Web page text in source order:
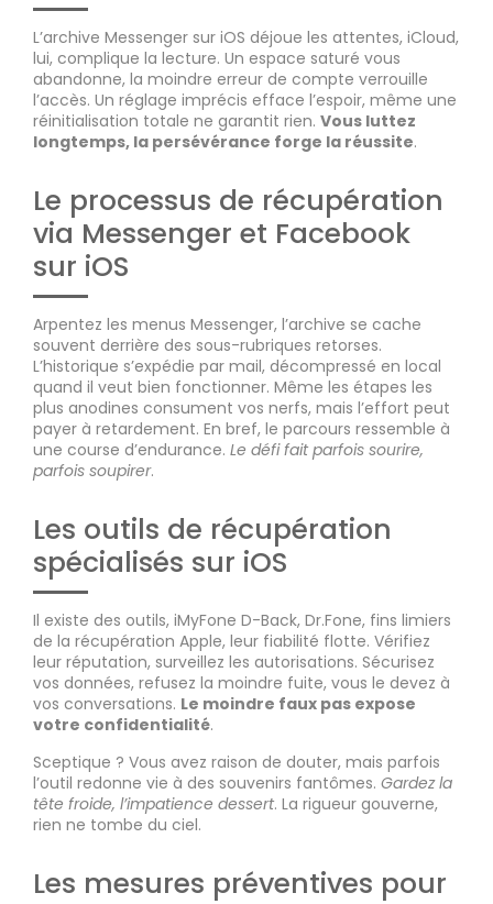
L’archive Messenger sur iOS déjoue les attentes, iCloud,
lui, complique la lecture. Un espace saturé vous
abandonne, la moindre erreur de compte verrouille
l’accès. Un réglage imprécis efface l’espoir, même une
réinitialisation totale ne garantit rien. Vous luttez
longtemps, la persévérance forge la réussite.
Le processus de récupération
via Messenger et Facebook
sur iOS
Arpentez les menus Messenger, l’archive se cache
souvent derrière des sous-rubriques retorses.
L’historique s’expédie par mail, décompressé en local
quand il veut bien fonctionner. Même les étapes les
plus anodines consument vos nerfs, mais l’effort peut
payer à retardement. En bref, le parcours ressemble à
une course d’endurance. Le défi fait parfois sourire,
parfois soupirer.
Les outils de récupération
spécialisés sur iOS
Il existe des outils, iMyFone D-Back, Dr.Fone, fins limiers
de la récupération Apple, leur fiabilité flotte. Vérifiez
leur réputation, surveillez les autorisations. Sécurisez
vos données, refusez la moindre fuite, vous le devez à
vos conversations. Le moindre faux pas expose
votre confidentialité.
Sceptique ? Vous avez raison de douter, mais parfois
l’outil redonne vie à des souvenirs fantômes. Gardez la
tête froide, l’impatience dessert. La rigueur gouverne,
rien ne tombe du ciel.
Les mesures préventives pour